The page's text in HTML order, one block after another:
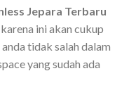
Jepara Terbaru
ini akan cukup
tidak salah dalam
yang sudah ada